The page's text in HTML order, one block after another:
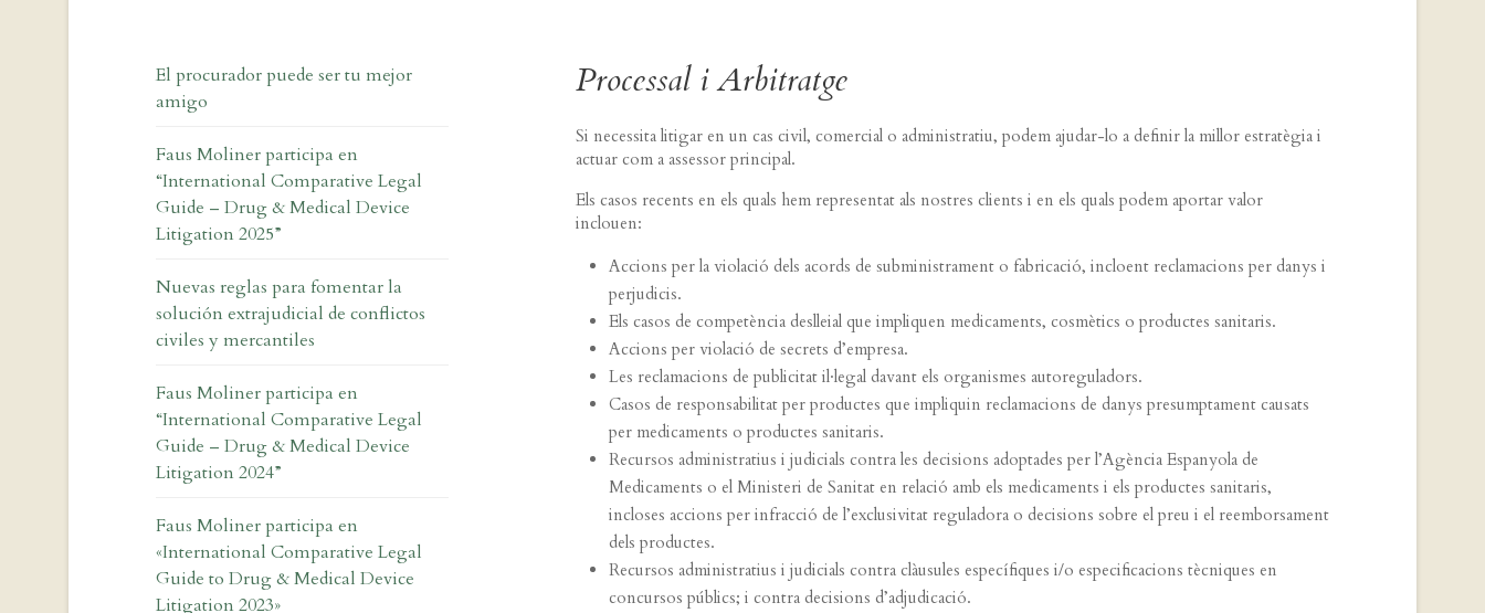
Processal i Arbitratge
Si necessita litigar en un cas civil, comercial o administratiu, podem ajudar-lo a definir la millor estratègia i
actuar com a assessor principal.
Els casos recents en els quals hem representat als nostres clients i en els quals podem aportar valor
inclouen:
Accions per la violació dels acords de subministrament o fabricació, incloent reclamacions per danys i
perjudicis.
Els casos de competència deslleial que impliquen medicaments, cosmètics o productes sanitaris.
Accions per violació de secrets d’empresa.
Les reclamacions de publicitat il·legal davant els organismes autoreguladors.
Casos de responsabilitat per productes que impliquin reclamacions de danys presumptament causats
per medicaments o productes sanitaris.
Recursos administratius i judicials contra les decisions adoptades per l’Agència Espanyola de
Medicaments o el Ministeri de Sanitat en relació amb els medicaments i els productes sanitaris,
incloses accions per infracció de l’exclusivitat reguladora o decisions sobre el preu i el reemborsament
dels productes.
Recursos administratius i judicials contra clàusules específiques i/o especificacions tècniques en
concursos públics; i contra decisions d’adjudicació.
El procurador puede ser tu mejor
amigo
Faus Moliner participa en
“International Comparative Legal
Guide – Drug & Medical Device
Litigation 2025”
Nuevas reglas para fomentar la
solución extrajudicial de conflictos
civiles y mercantiles
Faus Moliner participa en
“International Comparative Legal
Guide – Drug & Medical Device
Litigation 2024”
Faus Moliner participa en
«International Comparative Legal
Guide to Drug & Medical Device
Litigation 2023»